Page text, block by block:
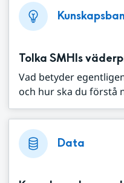
Tolka SMHIs
Vad betyder
och hur ska du förstå
Data